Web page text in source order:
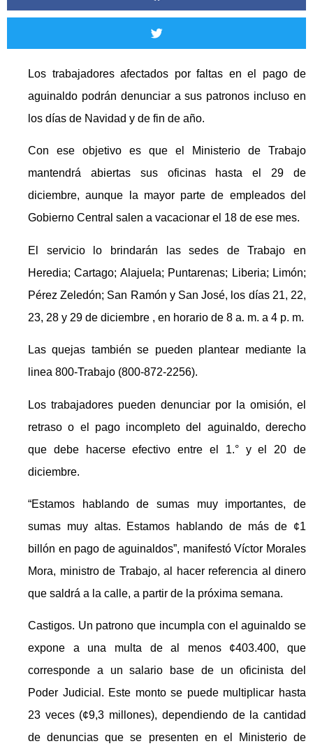
Los trabajadores afectados por faltas en el pago de
aguinaldo podrán denunciar a sus patronos incluso en
los días de Navidad y de fin de año.
Con ese objetivo es que el Ministerio de Trabajo
mantendrá abiertas sus oficinas hasta el 29 de
diciembre, aunque la mayor parte de empleados del
Gobierno Central salen a vacacionar el 18 de ese mes.
El servicio lo brindarán las sedes de Trabajo en
Heredia; Cartago; Alajuela; Puntarenas; Liberia; Limón;
Pérez Zeledón; San Ramón y San José, los días 21, 22,
23, 28 y 29 de diciembre , en horario de 8 a. m. a 4 p. m.
Las quejas también se pueden plantear mediante la
linea 800-Trabajo (800-872-2256).
Los trabajadores pueden denunciar por la omisión, el
retraso o el pago incompleto del aguinaldo, derecho
que debe hacerse efectivo entre el 1.° y el 20 de
diciembre.
“Estamos hablando de sumas muy importantes, de
sumas muy altas. Estamos hablando de más de ¢1
billón en pago de aguinaldos”, manifestó Víctor Morales
Mora, ministro de Trabajo, al hacer referencia al dinero
que saldrá a la calle, a partir de la próxima semana.
Castigos. Un patrono que incumpla con el aguinaldo se
expone a una multa de al menos ¢403.400, que
corresponde a un salario base de un oficinista del
Poder Judicial. Este monto se puede multiplicar hasta
23 veces (¢9,3 millones), dependiendo de la cantidad
de denuncias que se presenten en el Ministerio de